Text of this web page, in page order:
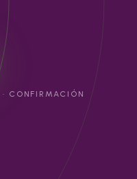
CONFIRMACIÓN